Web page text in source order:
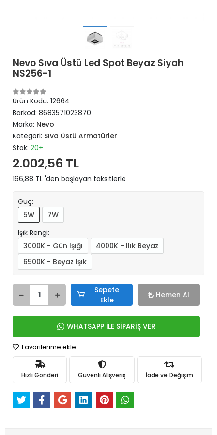
Nevo Sıva Üstü Led Spot Beyaz Siyah
NS256-1
Ürün Kodu: 12664
Barkod: 8683571023870
Marka: Nevo
Kategori: Sıva Üstü Armatürler
Stok: 20+
2.002,56 TL
166,88 TL 'den başlayan taksitlerle
Güç:
5W
7W
Işık Rengi:
3000K - Gün Işığı
4000K - Ilık Beyaz
6500K - Beyaz Işık
Sepete
Ekle
Hemen Al
WHATSAPP İLE SİPARİŞ VER
Favorilerime ekle
Hızlı Gönderi Güvenli Alışveriş İade ve Değişim